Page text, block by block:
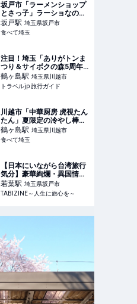
坂戸市「ラーメンショップ
とさっ子」ラーショなのに
定食が大人気なお店のから
あげラーメン
坂戸駅 埼玉県坂戸市
食べて埼玉
注目！埼玉「ありがトンま
つり＆サイボクの森5周年
イベント」 | 埼玉県 | トラベ
ルjp 旅行ガイド
鶴ヶ島駅 埼玉県川越市
トラベルjp 旅行ガイド
川越市「中華厨房 虎視たん
たん」夏限定の冷やし棒々
鶏冷麺は暑い日のランチに
おすすめ
鶴ヶ島駅 埼玉県川越市
食べて埼玉
【日本にいながら台湾旅行
気分】豪華絢爛・異国情緒
満載！日本最大の道教のお
若葉駅 埼玉県坂戸市
TABIZINE～人生に旅心を～